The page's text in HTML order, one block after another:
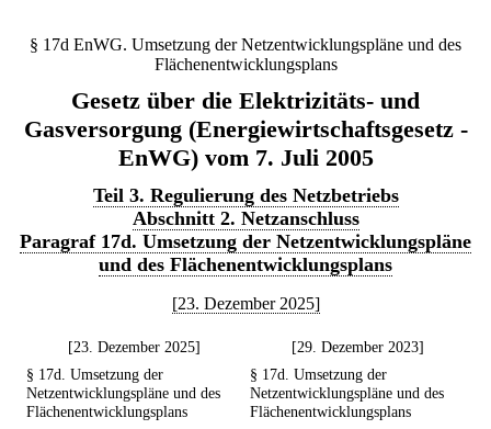
§ 17d EnWG. Umsetzung der Netzentwicklungspläne und des
Flächenentwicklungsplans
Gesetz über die Elektrizitäts- und
Gasversorgung (Energiewirtschaftsgesetz -
EnWG) vom 7. Juli 2005
Teil 3. Regulierung des Netzbetriebs
Abschnitt 2. Netzanschluss
Paragraf 17d. Umsetzung der Netzentwicklungspläne
und des Flächenentwicklungsplans
[23. Dezember 2025]
[23. Dezember 2025]
[29. Dezember 2023]
§ 17d. Umsetzung der
Netzentwicklungspläne und des
Flächenentwicklungsplans
§ 17d. Umsetzung der
Netzentwicklungspläne und des
Flächenentwicklungsplans